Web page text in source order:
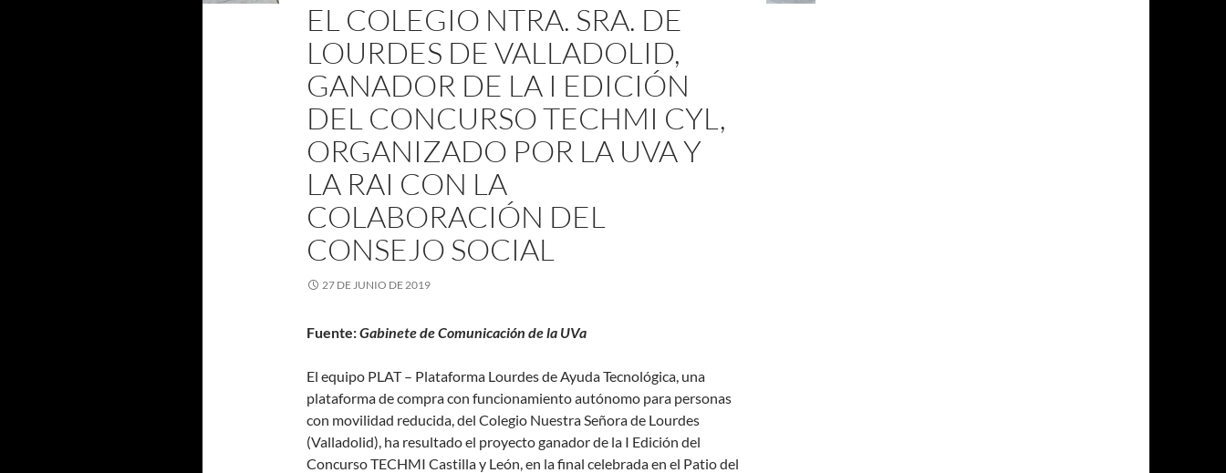
EL COLEGIO NTRA. SRA. DE
LOURDES DE VALLADOLID,
GANADOR DE LA I EDICIÓN
DEL CONCURSO TECHMI CYL,
ORGANIZADO POR LA UVA Y
LA RAI CON LA
COLABORACIÓN DEL
CONSEJO SOCIAL
27 DE JUNIO DE 2019
Fuente:Gabinete de Comunicación de la UVa
El equipo PLAT – Plataforma Lourdes de Ayuda Tecnológica, una
plataforma de compra con funcionamiento autónomo para personas
con movilidad reducida, del Colegio Nuestra Señora de Lourdes
(Valladolid), ha resultado el proyecto ganador de la I Edición del
Concurso TECHMI Castilla y León, en la final celebrada en el Patio del